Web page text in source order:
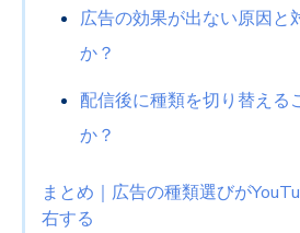
広告の効果が出ない原因と
か？
配信後に種類を切り替える
か？
まとめ｜広告の種類選びが
右する